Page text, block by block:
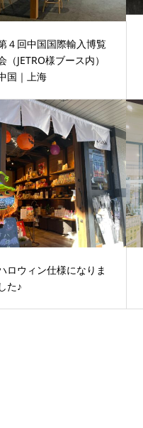
４回中国国際輸入博覧
（JETRO様ブース内）
国｜上海
ロウィン仕様になりま
した♪